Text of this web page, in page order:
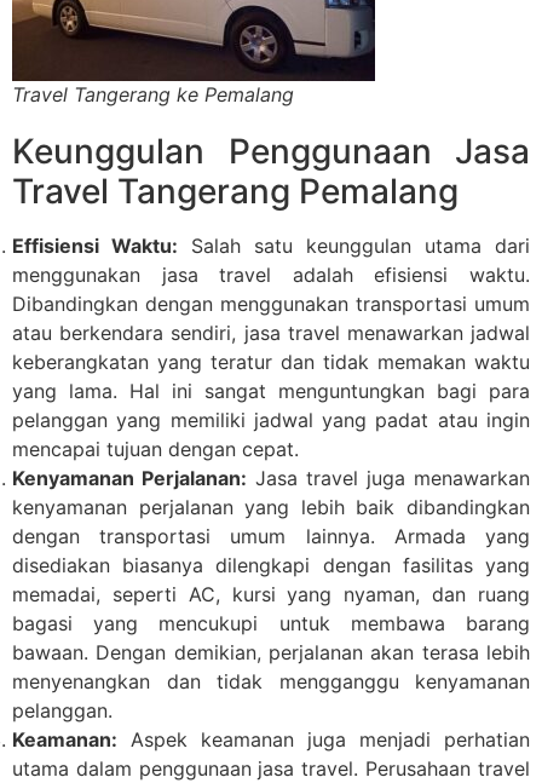
Travel Tangerang ke Pemalang
Keunggulan Penggunaan Jasa
Travel Tangerang Pemalang
Effisiensi Waktu: Salah satu keunggulan utama dari
menggunakan jasa travel adalah efisiensi waktu.
Dibandingkan dengan menggunakan transportasi umum
atau berkendara sendiri, jasa travel menawarkan jadwal
keberangkatan yang teratur dan tidak memakan waktu
yang lama. Hal ini sangat menguntungkan bagi para
pelanggan yang memiliki jadwal yang padat atau ingin
mencapai tujuan dengan cepat.
Kenyamanan Perjalanan: Jasa travel juga menawarkan
kenyamanan perjalanan yang lebih baik dibandingkan
dengan transportasi umum lainnya. Armada yang
disediakan biasanya dilengkapi dengan fasilitas yang
memadai, seperti AC, kursi yang nyaman, dan ruang
bagasi yang mencukupi untuk membawa barang
bawaan. Dengan demikian, perjalanan akan terasa lebih
menyenangkan dan tidak mengganggu kenyamanan
pelanggan.
Keamanan: Aspek keamanan juga menjadi perhatian
utama dalam penggunaan jasa travel. Perusahaan travel